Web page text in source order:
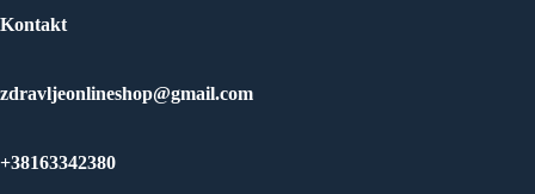
Kontakt
zdravljeonlineshop@gmail.com
+38163342380